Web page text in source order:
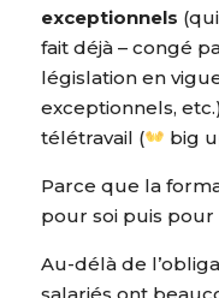
exceptionnels
fait déjà – congé
législation en
exceptionnels,
télétravail (
big
Parce que la
pour soi puis pour
Au-délà de